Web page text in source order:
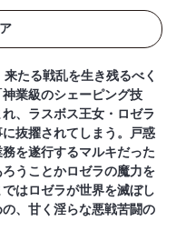
たる戦乱を生き残るべく
業級のシェーピング技
、ラスボス王女・ロゼラ
抜擢されてしまう。戸惑
を遂行するマルキだった
うことかロゼラの魔力を
はロゼラが世界を滅ぼし
、甘く淫らな悪戦苦闘の